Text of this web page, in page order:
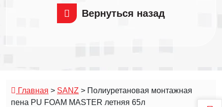
Вернуться назад
Главная > SANZ > Полиуретановая монтажная
пена PU FOAM MASTER летняя 65л